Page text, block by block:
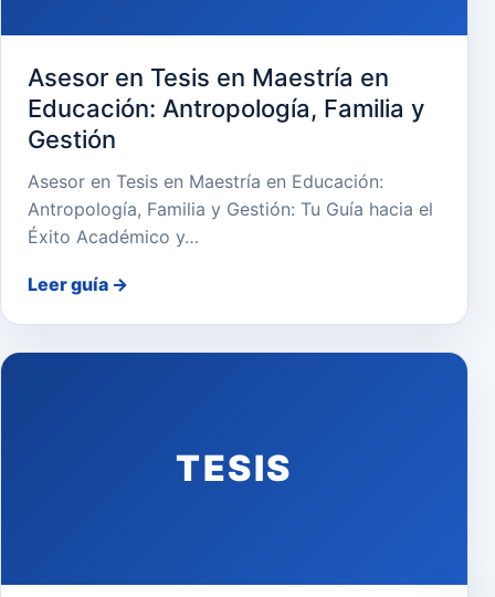
Asesor en Tesis en Maestría en
Educación: Antropología, Familia y
Gestión
Asesor en Tesis en Maestría en Educación:
Antropología, Familia y Gestión: Tu Guía hacia el
Éxito Académico y…
Leer guía →
TESIS